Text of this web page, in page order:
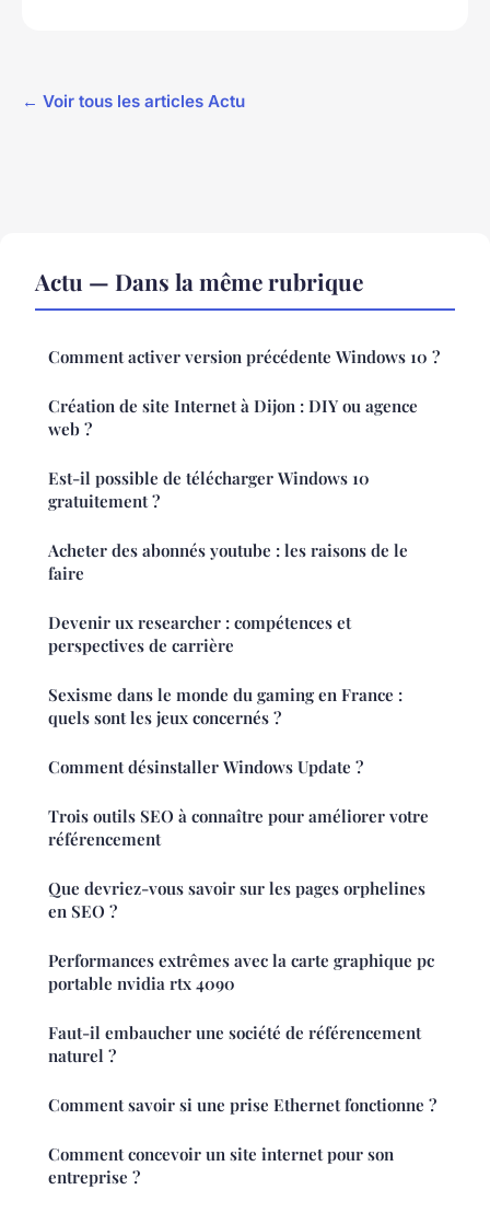
← Voir tous les articles Actu
Actu — Dans la même rubrique
Comment activer version précédente Windows 10 ?
Création de site Internet à Dijon : DIY ou agence
web ?
Est-il possible de télécharger Windows 10
gratuitement ?
Acheter des abonnés youtube : les raisons de le
faire
Devenir ux researcher : compétences et
perspectives de carrière
Sexisme dans le monde du gaming en France :
quels sont les jeux concernés ?
Comment désinstaller Windows Update ?
Trois outils SEO à connaître pour améliorer votre
référencement
Que devriez-vous savoir sur les pages orphelines
en SEO ?
Performances extrêmes avec la carte graphique pc
portable nvidia rtx 4090
Faut-il embaucher une société de référencement
naturel ?
Comment savoir si une prise Ethernet fonctionne ?
Comment concevoir un site internet pour son
entreprise ?